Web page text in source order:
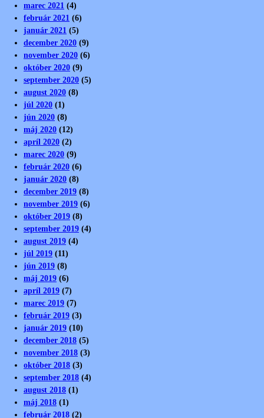
marec 2021 (4)
február 2021 (6)
január 2021 (5)
december 2020 (9)
november 2020 (6)
október 2020 (9)
september 2020 (5)
august 2020 (8)
júl 2020 (1)
jún 2020 (8)
máj 2020 (12)
apríl 2020 (2)
marec 2020 (9)
február 2020 (6)
január 2020 (8)
december 2019 (8)
november 2019 (6)
október 2019 (8)
september 2019 (4)
august 2019 (4)
júl 2019 (11)
jún 2019 (8)
máj 2019 (6)
apríl 2019 (7)
marec 2019 (7)
február 2019 (3)
január 2019 (10)
december 2018 (5)
november 2018 (3)
október 2018 (3)
september 2018 (4)
august 2018 (1)
máj 2018 (1)
február 2018 (2)